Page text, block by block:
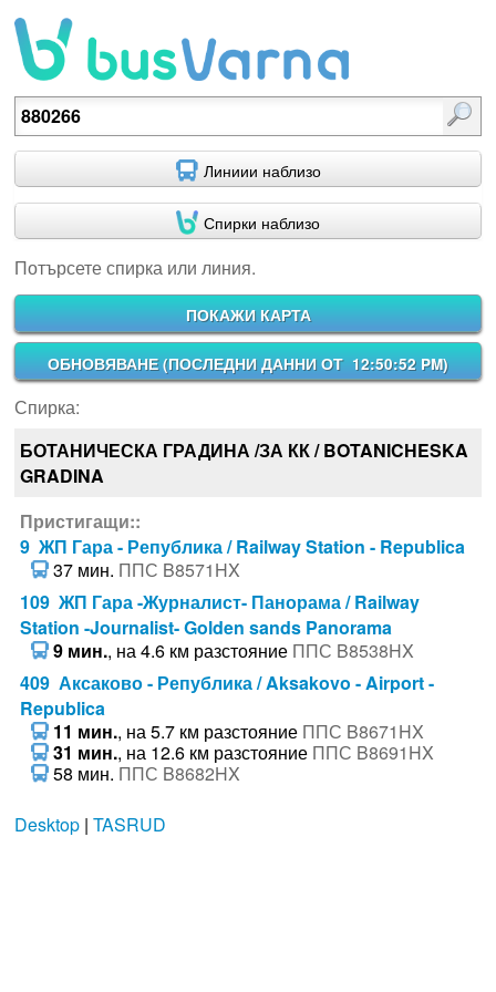
Потърсете спирка или линия.
Линиии наблизо
Спирки наблизо
Потърсете спирка или линия.
ПОКАЖИ КАРТА
ОБНОВЯВАНЕ (ПОСЛЕДНИ ДАННИ ОТ 12:50:52 PM)
Спирка:
БОТАНИЧЕСКА ГРАДИНА /ЗА КК / BOTANICHESKA
GRADINA
Пристигащи::
9 ЖП Гара - Република / Railway Station - Republica
37 мин. ППС B8571HX
109 ЖП Гара -Журналист- Панорама / Railway
Station -Journalist- Golden sands Panorama
9 мин., на 4.6 км разстояние ППС B8538HX
409 Аксаково - Република / Aksakovo - Airport -
Republica
11 мин., на 5.7 км разстояние ППС B8671HX
31 мин., на 12.6 км разстояние ППС B8691HX
58 мин. ППС B8682HX
Desktop| TASRUD